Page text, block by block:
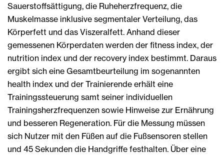
Sauerstoffsättigung, die Ruheherzfrequenz, die
Muskelmasse inklusive segmentaler Verteilung, das
Körperfett und das Viszeralfett. Anhand dieser
gemessenen Körperdaten werden der fitness index, der
nutrition index und der recovery index bestimmt. Daraus
ergibt sich eine Gesamtbeurteilung im sogenannten
health index und der Trainierende erhält eine
Trainingssteuerung samt seiner individuellen
Trainingsherzfrequenzen sowie Hinweise zur Ernährung
und besseren Regeneration. Für die Messung müssen
sich Nutzer mit den Füßen auf die Fußsensoren stellen
und 45 Sekunden die Handgriffe festhalten. Über eine